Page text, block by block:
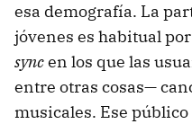
esa demografía. La
jóvenes es habitual
syncen los que las
entre otras cosas—
musicales. Ese